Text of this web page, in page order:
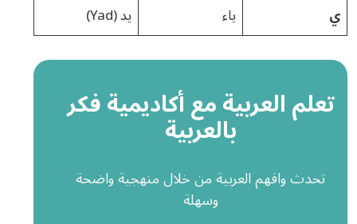
ي
ياء يد (Yad)
تعلم العربية مع أكاديمية فكر
بالعربية
تحدث وافهم العربية من خلال منهجية واضحة
وسهلة